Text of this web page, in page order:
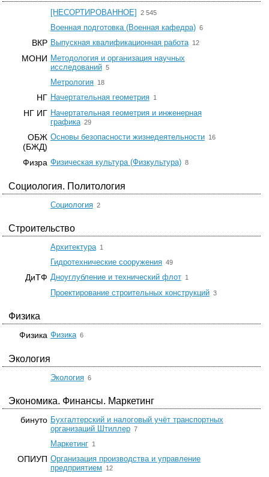
[НЕСОРТИРОВАННОЕ] 2 545
Военная подготовка (Военная кафедра) 6
ВКР Выпускная квалификационная работа 12
МОНИ Методология и организация научных
исследований 5
Метрология 18
НГ Начертательная геометрия 1
НГ ИГ Начертательная геометрия и инженерная
графика 29
ОБЖ
(БЖД)
Основы безопасности жизнедеятельности 16
Физра Физическая культура (Физкультура) 8
Социология. Политология
Социология 2
Строительство
Архитектура 1
Гидротехнические сооружения 49
ДиТФ Дноуглубление и технический флот 1
Проектирование строительных конструкций 3
Физика
Физика Физика 6
Экология
Экология 6
Экономика. Финансы. Маркетинг
бинуто Бухгалтерский и налоговый учёт транспортных
организаций Штиллер 7
Маркетинг 1
ОПИУП Организация производства и управление
предприятием
12